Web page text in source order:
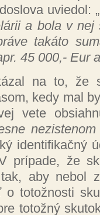
uviedol: „
a bola v nej
takáto
45 000,- Eur
na to, že
kedy mal
vete
identifikačný
prípade, že
tak, aby nebol
o totožnosti
totožný